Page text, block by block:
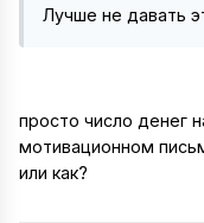
Лучше не давать
просто число денег
мотивационном
или как?